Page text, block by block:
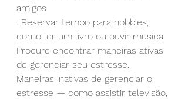
amigos
· Reservar tempo para hobbies,
como ler um livro ou ouvir música
Procure encontrar maneiras ativas
de gerenciar seu estresse.
Maneiras inativas de gerenciar o
estresse — como assistir televisão,